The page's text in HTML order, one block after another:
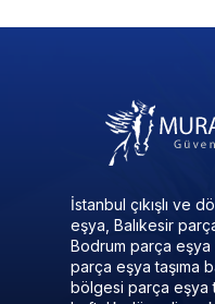
İstanbul çıkışlı ve
eşya, Balıkesir
Bodrum parça eşya
parça eşya taşıma
bölgesi parça eşya